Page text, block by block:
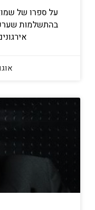
על ספרו של
בהתשלמות
אוגוסט